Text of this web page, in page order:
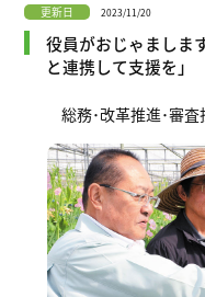
更新日 2023/11/20
役員がおじゃましま
と連携して支援を」
総務･改革推進･審